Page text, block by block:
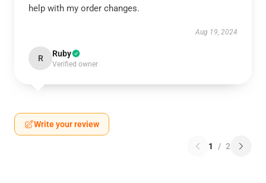
help with my order changes.
Aug 19, 2024
R Ruby
Verified owner
Write your review
1 / 2